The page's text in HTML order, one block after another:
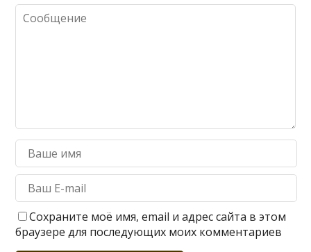
Сохраните моё имя, email и адрес сайта в этом
браузере для последующих моих комментариев